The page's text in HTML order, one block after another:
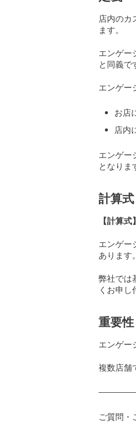
店内のカ
ます。
エンゲー
と同義で
エンゲー
お店
店内
エンゲー
となりま
計算式
【計算
エンゲー
あります。
弊社では
くお申し
重要性
エンゲー
複数店舗
ご質問・